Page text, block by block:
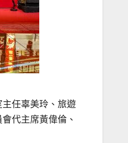
任辜美玲、旅遊
代主席黃偉倫、